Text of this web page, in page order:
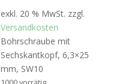
exkl. 20 % MwSt. zzgl.
Versandkosten
Bohrschraube mit
Sechskantkopf, 6,3×25
mm, SW10